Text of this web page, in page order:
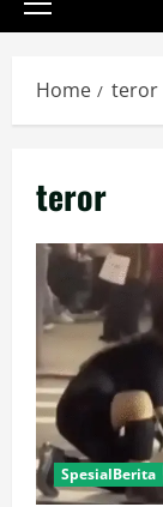
Primary
Home teror
teror
SpesialBerita